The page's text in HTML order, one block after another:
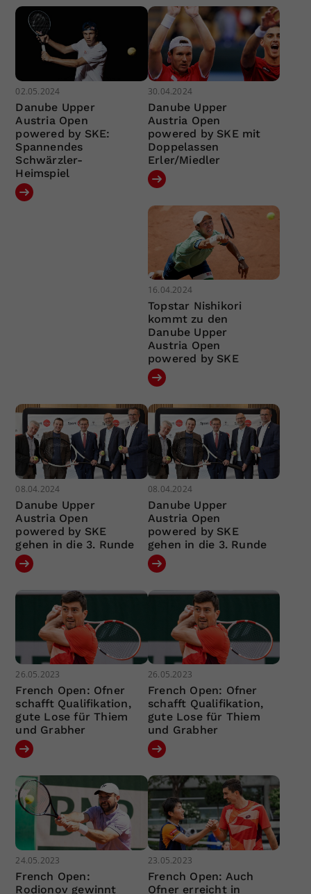
02.05.2024
Danube Upper
Austria Open
powered by SKE:
Spannendes
Schwärzler-
Heimspiel
30.04.2024
Danube Upper
Austria Open
powered by SKE mit
Doppelassen
Erler/Miedler
16.04.2024
Topstar Nishikori
kommt zu den
Danube Upper
Austria Open
powered by SKE
08.04.2024
Danube Upper
Austria Open
powered by SKE
gehen in die 3. Runde
08.04.2024
Danube Upper
Austria Open
powered by SKE
gehen in die 3. Runde
26.05.2023
French Open: Ofner
schafft Qualifikation,
gute Lose für Thiem
und Grabher
26.05.2023
French Open: Ofner
schafft Qualifikation,
gute Lose für Thiem
und Grabher
24.05.2023
French Open:
Rodionov gewinnt
23.05.2023
French Open: Auch
Ofner erreicht in